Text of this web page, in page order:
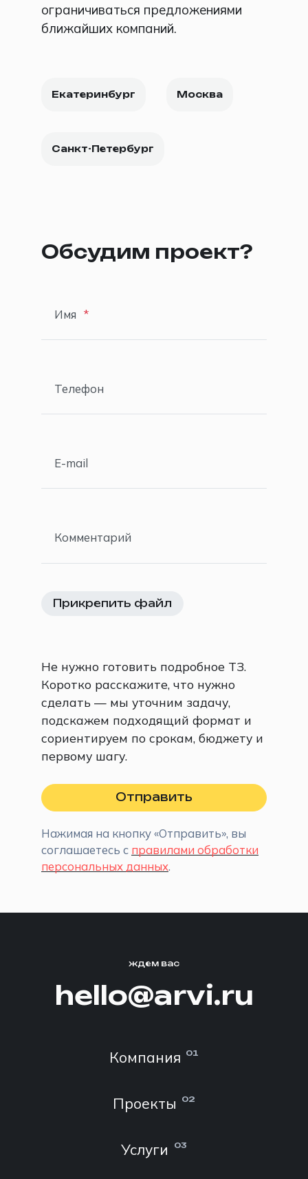
ограничиваться предложениями
ближайших компаний.
Екатеринбург Москва
Санкт-Петербург
Обсудим проект?
Имя
Телефон
E-mail
Комментарий
Прикрепить файл
Не нужно готовить подробное ТЗ.
Коротко расскажите, что нужно
сделать — мы уточним задачу,
подскажем подходящий формат и
сориентируем по срокам, бюджету и
первому шагу.
Отправить
Нажимая на кнопку «Отправить», вы
соглашаетесь с правилами обработки
персональных данных.
ждем вас
hello@arvi.ru
Компания 01
Проекты 02
Услуги 03